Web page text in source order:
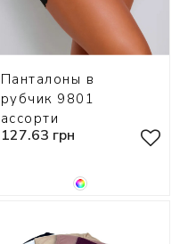
Панталоны в
рубчик 9801
ассорти
127.63 грн